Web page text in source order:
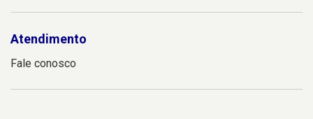
Atendimento
Fale conosco